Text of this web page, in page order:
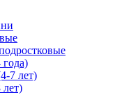
7 лет)